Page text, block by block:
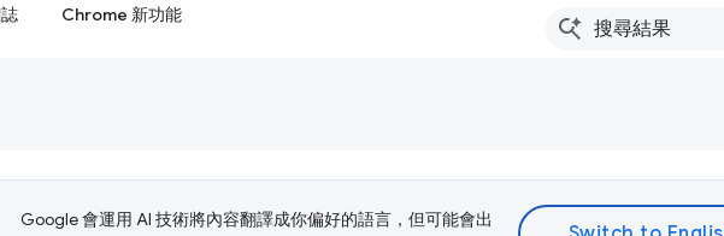
Chrome 新功能
Google 會運用 AI 技術將內容翻譯成你偏好的語言，但可能會出